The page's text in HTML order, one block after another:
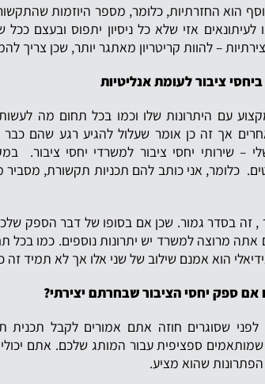
נוסף הוא החזרתיות, כלומר, מספר היוזמות
לעיתונאים אזי שלא כל ניסיון יתפוס ובעצם
– להוות קריטריון מאתגר יותר, שכן צריך
ביחסי ציבור לעומת אנליטיות
עם היתרונות שלו וכמו בכל תחום מה
אך זה כן אומר שעלול להגיע רגע שהם
– שירותי יחסי ציבור למשרדי יחסי ציבור.
כלומר, אני כותב להם תכניות תקשורת,
, זה בסדר גמור. שכן אם בסופו של דבר הספק
מרוצה למשרד יש יתרונות נוספים. כמו בכל
הוא אמנם שילוב של שני אלו אך לא תמיד זה
אם ספק יחסי הציבור שבחרתם יצירתי?
שסוגרים חוזה אתם אמורים לקבל תכנית
ספציפית עבור המותג שלכם. אתם
שהוא מציע.